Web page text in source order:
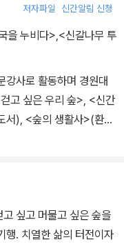
저자파일 신간알림 신청
을 누비다>,<신갈나무 투
강사로 활동하며 경원대
서), <숲의 생활사>(환경
아할까>, <열려라 꽃
올해 출간 10년을 맞은
부 이상 팔린 이 책은 '숲
싶고 머물고 싶은 숲을
행. 치열한 삶의 터전이자